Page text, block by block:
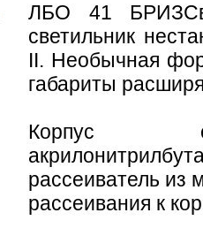
ЛБО 41
светильник
II. Необычная
габариты
Корпус
рассеиватель из
рассеивания к